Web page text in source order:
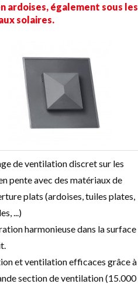
ardoises, également sous les
solaires.
de ventilation discret sur les
pente avec des matériaux de
plats (ardoises, tuiles plates,
...)
harmonieuse dans la surface
et ventilation efficaces grâce à
section de ventilation (15.000